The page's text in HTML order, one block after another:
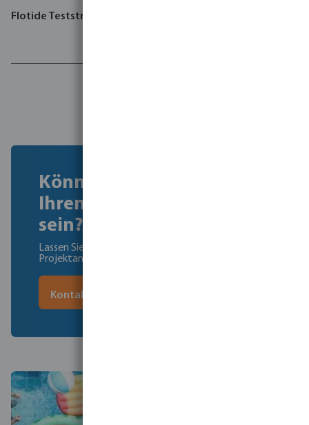
Flotide Teststreifen
Können wir Ihnen bei
Ihren Projekten behilflich
sein?
Lassen Sie uns die besten Flotide-Produkte für Ihre
Projektanforderungen finden.
Kontaktieren Sie uns